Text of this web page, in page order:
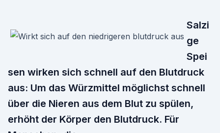
Salzi
ge
Spei
sen wirken sich schnell auf den Blutdruck
aus: Um das Würzmittel möglichst schnell
über die Nieren aus dem Blut zu spülen,
erhöht der Körper den Blutdruck. Für